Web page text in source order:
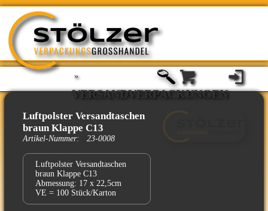
»
VERSANDVERPACKUNGEN
Luftpolster Versandtaschen
braun Klappe C13
Artikel-Nummer: 23-0008
Luftpolster Versandtaschen
braun Klappe C13
Abmessung: 17 x 22,5cm
VE = 100 Stück/Karton